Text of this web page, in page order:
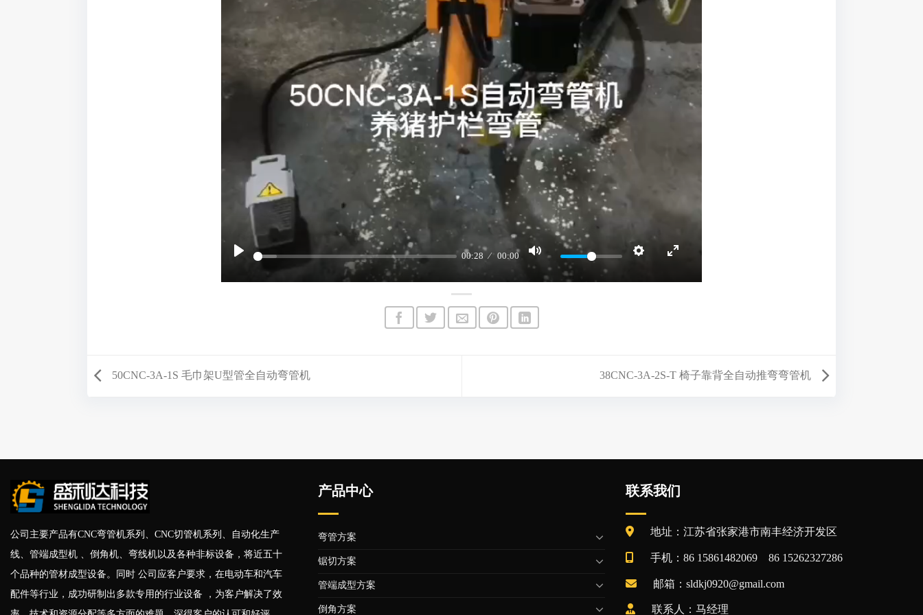
00:28 00:00
50CNC-3A-1S 毛巾架U型管全自动弯管机 38CNC-3A-2S-T 椅子靠背全自动推弯弯管机
公司主要产品有CNC弯管机系列、CNC切管机系列、自动化生产
线、管端成型机 、倒角机、弯线机以及各种非标设备，将近五十
个品种的管材成型设备。同时 公司应客户要求，在电动车和汽车
配件等行业，成功研制出多款专用的行业设备 ，为客户解决了效
产品中心
弯管方案
锯切方案
管端成型方案
倒角方案
联系我们
地址：江苏省张家港市南丰经济开发区
手机：86 15861482069 86 15262327286
邮箱：sldkj0920@gmail.com
联系人：马经理